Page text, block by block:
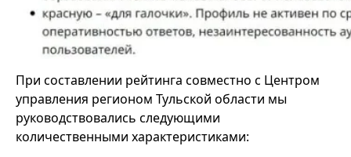
При составлении рейтинга совместно с Центром
управления регионом Тульской области мы
руководствовались следующими
количественными характеристиками: